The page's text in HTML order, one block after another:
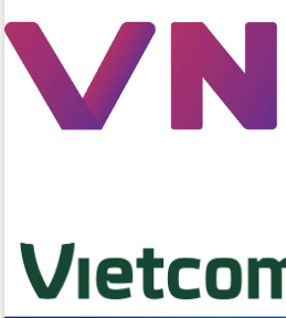
Việt Nam
Thứ trưởng Bộ Y tế làm việc với tỉnh
Đắk Lắk về phát triển nhân lực y tế
cho trạm y tế cấp xã
Du lịch Đắk Lắk nâng tầm trải nghiệm
Đoàn đại biểu Quốc hội tỉnh Đắk Lắk
trao đổi thông tin trước Kỳ họp thứ
nhất, Quốc hội khóa XVI